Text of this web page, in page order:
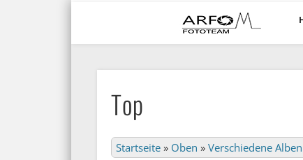
ARFO-Fotoclub in Köln
Top
Startseite» Oben » Verschiedene Alben